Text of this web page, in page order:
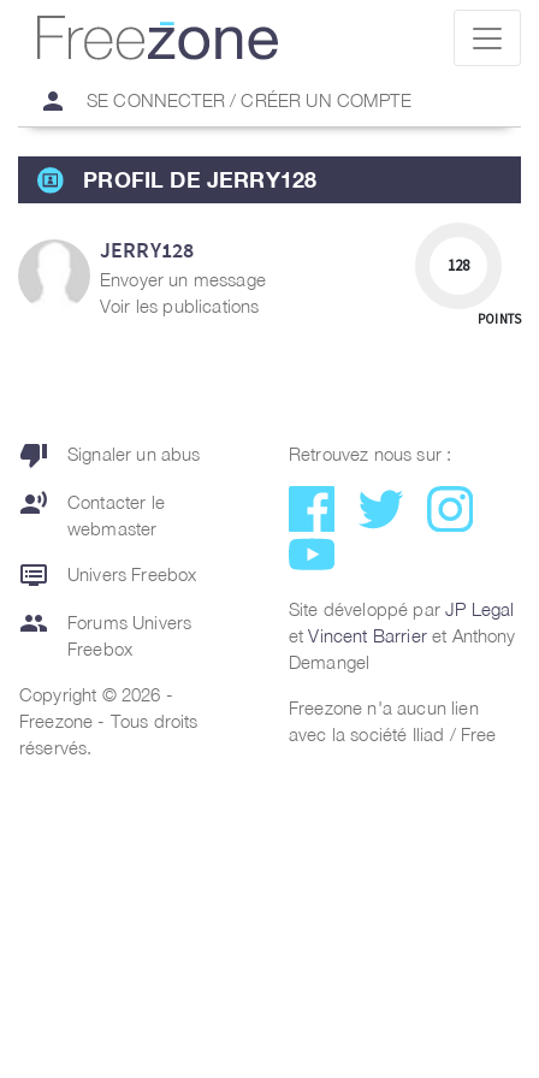
person SE CONNECTER / CRÉER UN COMPTE
PROFIL DE JERRY128
JERRY128
Envoyer un message
Voir les publications
128
POINTS
thumb_down Signaler un abus
record_voice_over
Contacter le
webmaster
dvr Univers Freebox
group
Forums Univers
Freebox
Copyright © 2026 -
Freezone - Tous droits
réservés.
Retrouvez nous sur :
Site développé parJP Legal
etVincent Barrieret Anthony
Demangel
Freezone n'a aucun lien
avec la société Iliad / Free